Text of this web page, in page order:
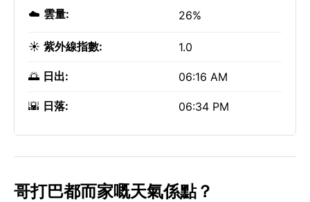
☁️ 雲量: 26%
☀️ 紫外線指數: 1.0
🌅 日出: 06:16 AM
🌇 日落: 06:34 PM
哥打巴都而家嘅天氣係點？